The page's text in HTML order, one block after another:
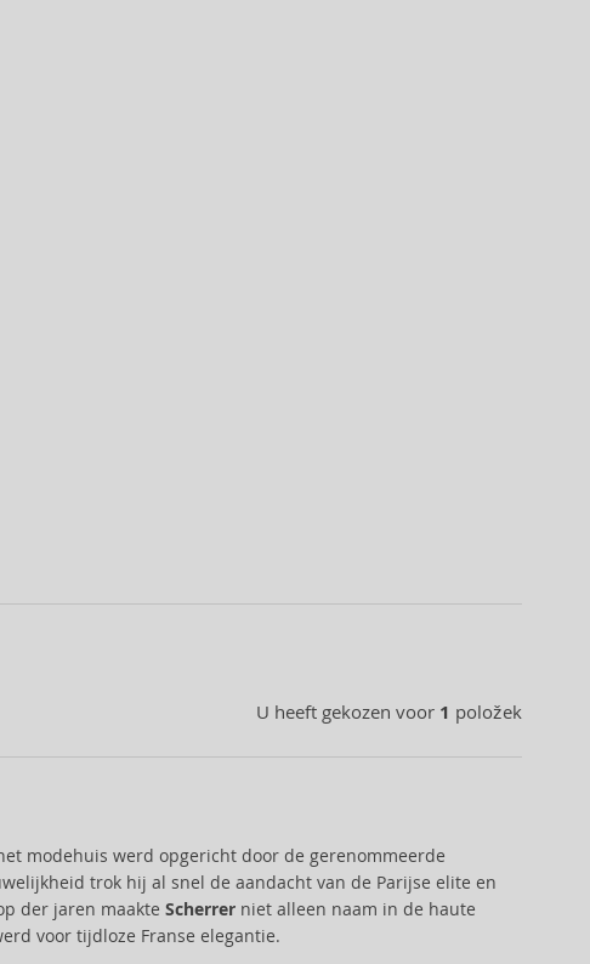
U heeft gekozen voor 1 položek
modehuis werd opgericht door de gerenommeerde
trok hij al snel de aandacht van de Parijse elite en
der jaren maakte Scherrerniet alleen naam in de haute
voor tijdloze Franse elegantie.